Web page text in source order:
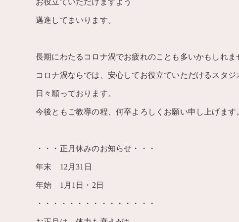
お役立ていただけますよう
邁進してまいります。
長期にわたるコロナ渦でお疲れのことも多いかもしれま
コロナ渦ならでは、安心してお役立ていただけるスタジ
日々願っております。
今後ともご教導の程、何卒よろしくお願い申し上げます
・・・正月休みのお知らせ・・・
年末 12月31日
年始 1月1日・2日
・・・・・・・・・・・・・・・